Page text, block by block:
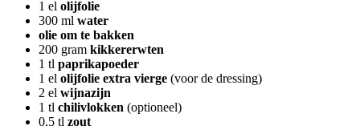
1 el olijfolie
300 ml water
olie om te bakken
200 gram kikkererwten
1 tl paprikapoeder
1 el olijfolie extra vierge (voor de dressing)
2 el wijnazijn
1 tl chilivlokken (optioneel)
0.5 tl zout